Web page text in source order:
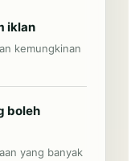
iklan
kemungkinan
boleh
yang banyak